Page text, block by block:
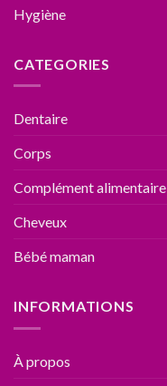
Hygiène
CATEGORIES
Dentaire
Corps
Complément alimentaire
Cheveux
Bébé maman
INFORMATIONS
À propos